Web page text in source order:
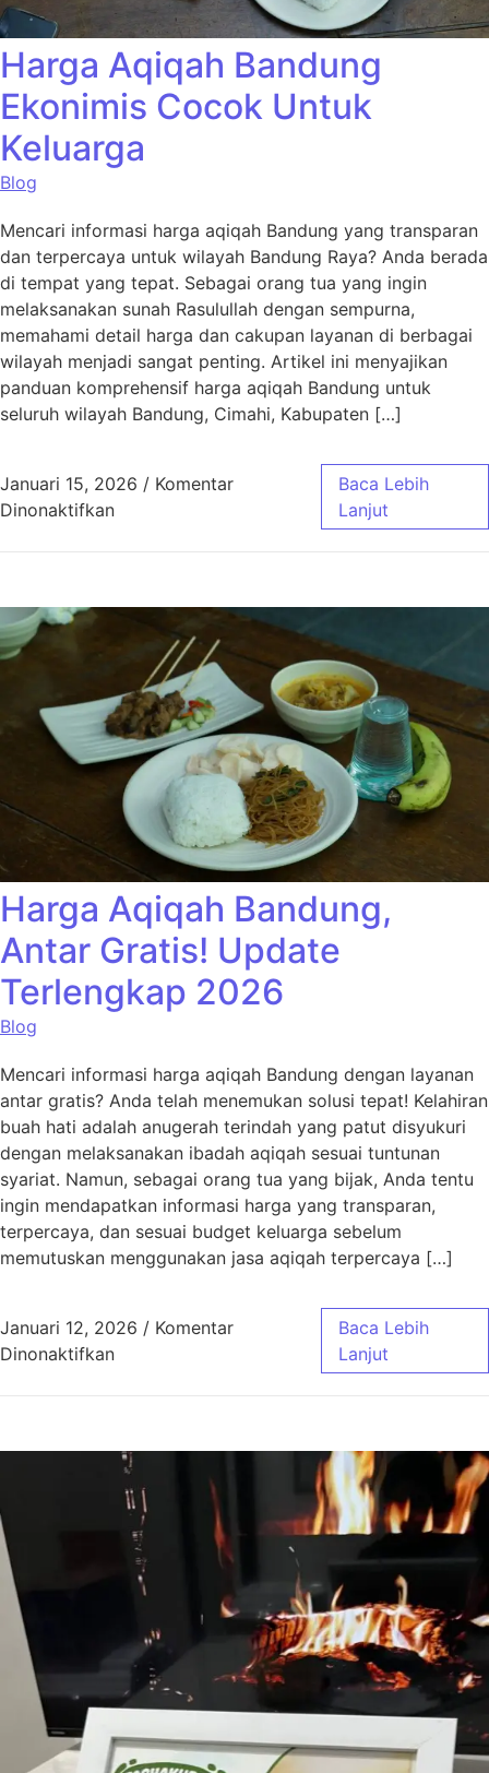
Harga Aqiqah Bandung
Ekonimis Cocok Untuk
Keluarga
Blog
Mencari informasi harga aqiqah Bandung yang transparan
dan terpercaya untuk wilayah Bandung Raya? Anda berada
di tempat yang tepat. Sebagai orang tua yang ingin
melaksanakan sunah Rasulullah dengan sempurna,
memahami detail harga dan cakupan layanan di berbagai
wilayah menjadi sangat penting. Artikel ini menyajikan
panduan komprehensif harga aqiqah Bandung untuk
seluruh wilayah Bandung, Cimahi, Kabupaten […]
Januari 15, 2026 / Komentar
Dinonaktifkanpada Harga Aqiqah Bandung Ekonimis
Baca Lebih
Lanjut
Harga Aqiqah Bandung,
Antar Gratis! Update
Terlengkap 2026
Blog
Mencari informasi harga aqiqah Bandung dengan layanan
antar gratis? Anda telah menemukan solusi tepat! Kelahiran
buah hati adalah anugerah terindah yang patut disyukuri
dengan melaksanakan ibadah aqiqah sesuai tuntunan
syariat. Namun, sebagai orang tua yang bijak, Anda tentu
ingin mendapatkan informasi harga yang transparan,
terpercaya, dan sesuai budget keluarga sebelum
memutuskan menggunakan jasa aqiqah terpercaya […]
Januari 12, 2026 / Komentar
Dinonaktifkanpada Harga Aqiqah Bandung, Antar Gratis!
Baca Lebih
Lanjut